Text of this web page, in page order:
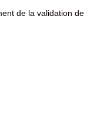
de la validation